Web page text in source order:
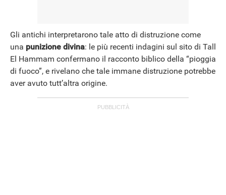
Gli antichi interpretarono tale atto di distruzione come
una punizione divina: le più recenti indagini sul sito di Tall
El Hammam confermano il racconto biblico della “pioggia
di fuoco”, e rivelano che tale immane distruzione potrebbe
aver avuto tutt’altra origine.